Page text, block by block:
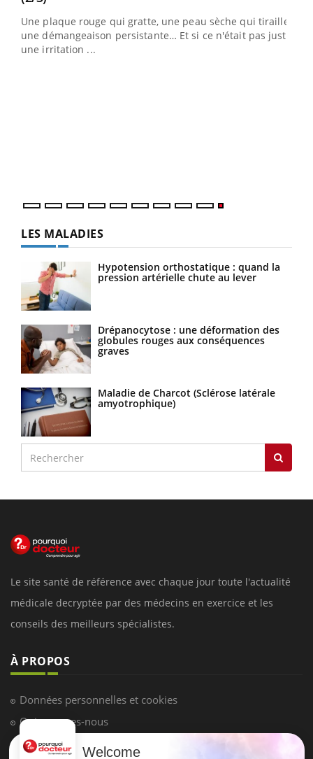
Une plaque rouge qui gratte, une peau sèche qui tiraille,
une démangeaison persistante… Et si ce n'était pas juste
une irritation ...
LES MALADIES
Hypotension orthostatique : quand la
pression artérielle chute au lever
Drépanocytose : une déformation des
globules rouges aux conséquences
graves
Maladie de Charcot (Sclérose latérale
amyotrophique)
Le site santé de référence avec chaque jour toute l'actualité
médicale decryptée par des médecins en exercice et les
conseils des meilleurs spécialistes.
À PROPOS
Données personnelles et cookies
Qui sommes-nous
Conditions d'utilisation
Welcome